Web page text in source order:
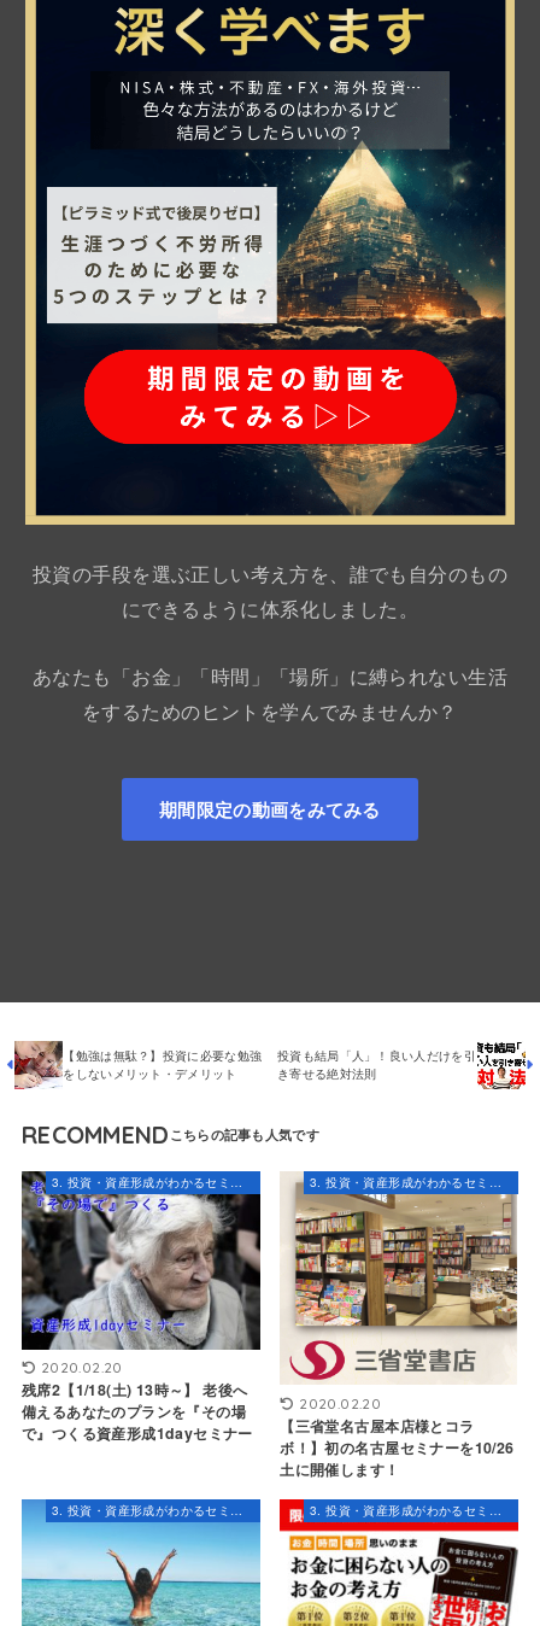
投資の手段を選ぶ正しい考え方を、誰でも自分のもの
にできるように体系化しました。
あなたも「お金」「時間」「場所」に縛られない生活
をするためのヒントを学んでみませんか？
期間限定の動画をみてみる
【勉強は無駄？】投資に必要な勉強
をしないメリット・デメリット
投資も結局「人」！良い人だけを引
き寄せる絶対法則
RECOMMEND
3. 投資・資産形成がわかるセミナー・コンテンツ
2020.02.20
残席2【1/18(土) 13時～】 老後へ
備えるあなたのプランを『その場
で』つくる資産形成1dayセミナー
3. 投資・資産形成がわかるセミナー・コンテンツ
2020.02.20
【三省堂名古屋本店様とコラ
ボ！】初の名古屋セミナーを10/26
土に開催します！
3. 投資・資産形成がわかるセミナー・コンテンツ 3. 投資・資産形成がわかるセミナー・コンテンツ